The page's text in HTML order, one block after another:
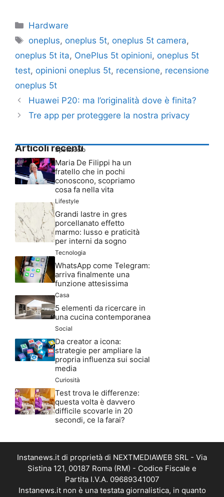
Categorie
Hardware
Tag
oneplus, oneplus 5t, oneplus 5t camera,
oneplus 5t ita, OnePlus 5t opinioni, oneplus 5t
test, opinioni oneplus 5t, recensione, recensione
oneplus 5t
Huawei P20: ma l’originalità dove è finita?
Tre app per proteggere la nostra privacy
Articoli recenti
Spettacolo
Maria De Filippi ha un
fratello che in pochi
conoscono, scopriamo
cosa fa nella vita
Lifestyle
Grandi lastre in gres
porcellanato effetto
marmo: lusso e praticità
per interni da sogno
Tecnologia
WhatsApp come Telegram:
arriva finalmente una
funzione attesissima
Casa
5 elementi da ricercare in
una cucina contemporanea
Social
Da creator a icona:
strategie per ampliare la
propria influenza sui social
media
Curiosità
Test trova le differenze:
questa volta è davvero
difficile scovarle in 20
secondi, ce la farai?
Instanews.it di proprietà di NEXTMEDIAWEB SRL - Via
Sistina 121, 00187 Roma (RM) - Codice Fiscale e
Partita I.V.A. 09689341007
Instanews.it non è una testata giornalistica, in quanto